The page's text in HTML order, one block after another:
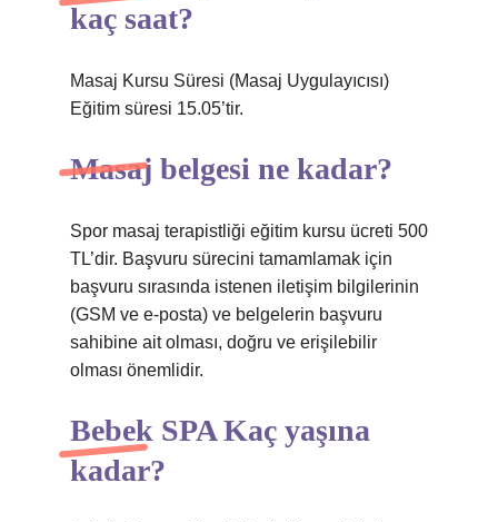
kaç saat?
Masaj Kursu Süresi (Masaj Uygulayıcısı)
Eğitim süresi 15.05’tir.
Masaj belgesi ne kadar?
Spor masaj terapistliği eğitim kursu ücreti 500
TL’dir. Başvuru sürecini tamamlamak için
başvuru sırasında istenen iletişim bilgilerinin
(GSM ve e-posta) ve belgelerin başvuru
sahibine ait olması, doğru ve erişilebilir
olması önemlidir.
Bebek SPA Kaç yaşına
kadar?